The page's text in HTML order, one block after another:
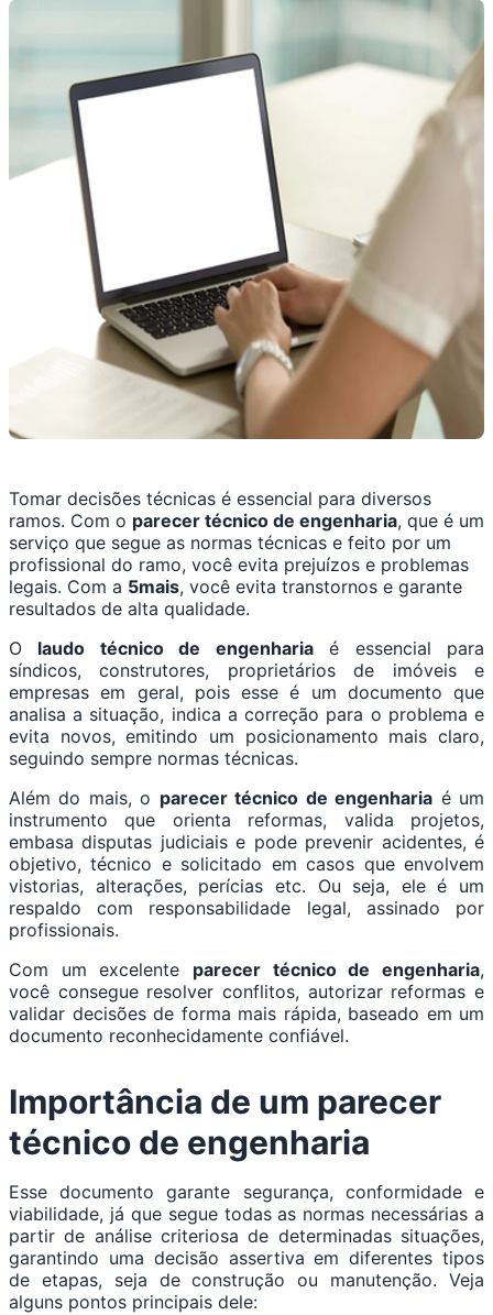
Tomar decisões técnicas é essencial para diversos
ramos. Com o parecer técnico de engenharia, que é um
serviço que segue as normas técnicas e feito por um
profissional do ramo, você evita prejuízos e problemas
legais. Com a 5mais, você evita transtornos e garante
resultados de alta qualidade.
O laudo técnico de engenhariaé essencial para
síndicos, construtores, proprietários de imóveis e
empresas em geral, pois esse é um documento que
analisa a situação, indica a correção para o problema e
evita novos, emitindo um posicionamento mais claro,
seguindo sempre normas técnicas.
Além do mais, o parecer técnico de engenharia é um
instrumento que orienta reformas, valida projetos,
embasa disputas judiciais e pode prevenir acidentes, é
objetivo, técnico e solicitado em casos que envolvem
vistorias, alterações, perícias etc. Ou seja, ele é um
respaldo com responsabilidade legal, assinado por
profissionais.
Com um excelente parecer técnico de engenharia,
você consegue resolver conflitos, autorizar reformas e
validar decisões de forma mais rápida, baseado em um
documento reconhecidamente confiável.
Importância de um parecer
técnico de engenharia
Esse documento garante segurança, conformidade e
viabilidade, já que segue todas as normas necessárias a
partir de análise criteriosa de determinadas situações,
garantindo uma decisão assertiva em diferentes tipos
de etapas, seja de construção ou manutenção. Veja
alguns pontos principais dele: